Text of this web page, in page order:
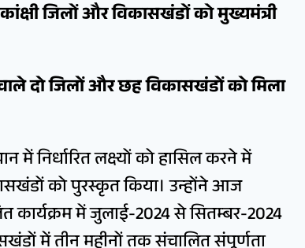
जिलों और विकासखंडों को मुख्यमंत्री
दो जिलों और छह विकासखंडों को मिला
में निर्धारित लक्ष्यों को हासिल करने में
को पुरस्कृत किया। उन्होंने आज
कार्यक्रम में जुलाई-2024 से सितम्बर-2024